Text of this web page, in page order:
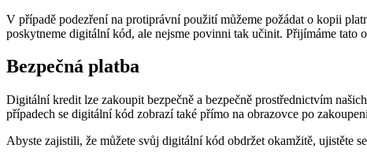
V případě podezření na protiprávní použití můžeme požádat o kopii
poskytneme digitální kód, ale nejsme povinni tak učinit. Přijímáme tato
Bezpečná platba
Digitální kredit lze zakoupit bezpečně a bezpečně prostřednictvím
případech se digitální kód zobrazí také přímo na obrazovce po
Abyste zajistili, že můžete svůj digitální kód obdržet okamžitě, ujistěte